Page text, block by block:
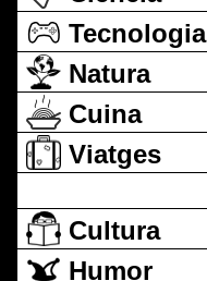
Tecnologia
Natura
Cuina
Viatges
Cultura
Humor